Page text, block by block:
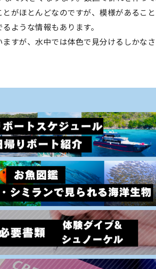
がほとんどなのですが、模様があること
ような情報もあります。
すが、水中では体色で見分けるしかなさ